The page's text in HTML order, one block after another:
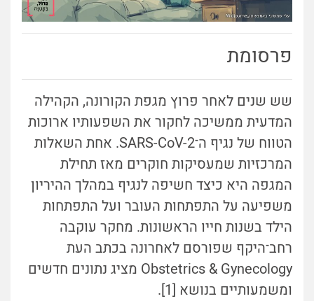
פרסומת
שש שנים לאחר פרוץ מגפת הקורונה, הקהילה
המדעית ממשיכה לחקור את השפעותיו ארוכות
הטווח של נגיף ה־SARS-CoV-2. אחת השאלות
המרכזיות שמעסיקות חוקרים מאז תחילת
המגפה היא כיצד חשיפה לנגיף במהלך ההיריון
משפיעה על התפתחות העובר ועל התפתחות
הילד בשנות חייו הראשונות. מחקר עוקבה
רחב־היקף שפורסם לאחרונה בכתב העת
Obstetrics & Gynecology מציג נתונים חדשים
ומשמעותיים בנושא [1].